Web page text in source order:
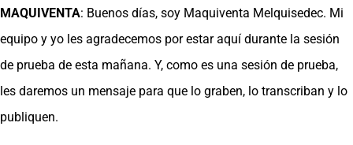
MAQUIVENTA: Buenos días, soy Maquiventa Melquisedec. Mi
equipo y yo les agradecemos por estar aquí durante la sesión
de prueba de esta mañana. Y, como es una sesión de prueba,
les daremos un mensaje para que lo graben, lo transcriban y lo
publiquen.